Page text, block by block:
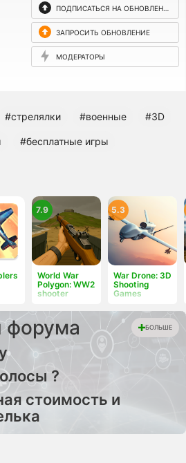
ПОДПИСАТЬСЯ НА ОБНОВЛЕНИЯ
ЗАПРОСИТЬ ОБНОВЛЕНИЕ
МОДЕРАТОРЫ
#стрелялки #военные #3D
#бесплатные игры
World War
Polygon: WW2
shooter
7.9
War Drone: 3D
Shooting
Games
5.3
форума БОЛЬШЕ
?
стоимость и